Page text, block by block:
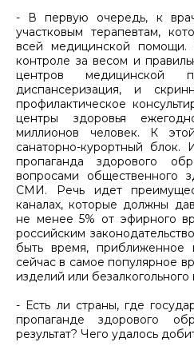
- В первую очередь, к
участковым терапевтам,
всей медицинской помощи.
контроле за весом и
центров медицинской
диспансеризация, и
профилактическое
центры здоровья
миллионов человек. К
санаторно-курортный
пропаганда здорового
вопросами общественного
СМИ. Речь идет
каналах, которые должны
не менее 5% от эфирного
российским
быть время,
сейчас в самое популярное
изделий или безалкогольного
- Есть ли страны, где
пропаганде здорового
результат? Чего удалось